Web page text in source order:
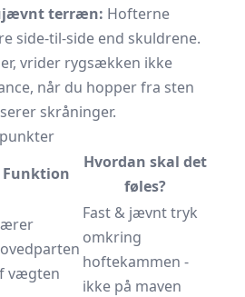
terræn: Hofterne
side-til-side end skuldrene.
vrider rygsækken ikke
når du hopper fra sten
skråninger.
Funktion
Hvordan skal det
føles?
vægten
Fast & jævnt tryk
omkring
hoftekammen -
ikke på maven